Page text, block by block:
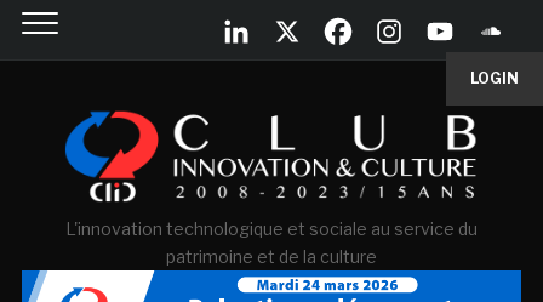
LOGIN
L'innovation technologique et sociale au service du
patrimoine et de la culture